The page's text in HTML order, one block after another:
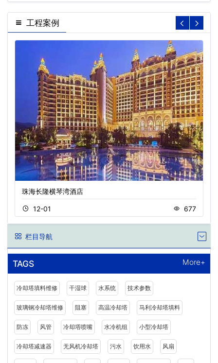
工程案例
珠海长隆横琴湾酒店
12-01 677
栏目导航
TAGS More+
冷却塔填料维修 干湿球 水系统 技术参数
玻璃钢冷却塔维修 阻塞 高温冷却塔 马利冷却塔填料
防冻 风管 冷却塔喷嘴 水冷机组 小型冷却塔
冷却塔减速器 无风机冷却塔 污水 饮用水 风扇